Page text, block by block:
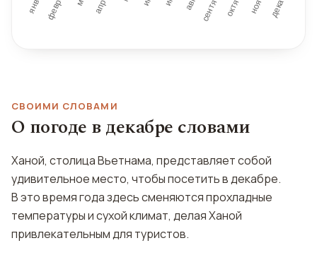
СВОИМИ СЛОВАМИ
О погоде в декабре словами
Ханой, столица Вьетнама, представляет собой
удивительное место, чтобы посетить в декабре.
В это время года здесь сменяются прохладные
температуры и сухой климат, делая Ханой
привлекательным для туристов.